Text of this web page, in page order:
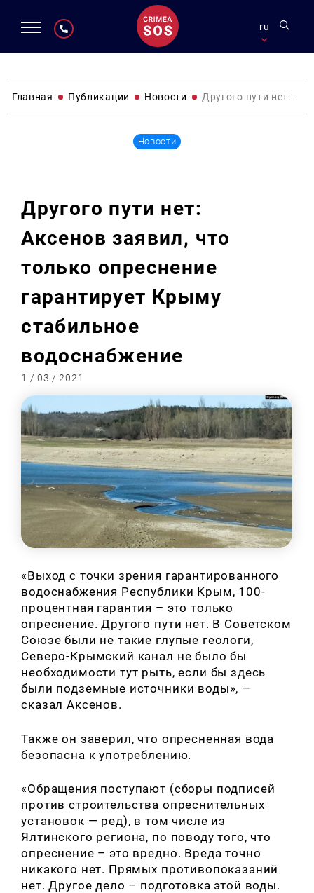
ru
Главная Публикации Новости Другого пути нет:
Новости
Другого пути нет:
Аксенов заявил, что
только опреснение
гарантирует Крыму
стабильное
водоснабжение
1 / 03 / 2021
«Выход с точки зрения гарантированного
водоснабжения Республики Крым, 100-
процентная гарантия – это только
опреснение. Другого пути нет. В Советском
Союзе были не такие глупые геологи,
Северо-Крымский канал не было бы
необходимости тут рыть, если бы здесь
были подземные источники воды», —
сказал Аксенов.
Также он заверил, что опресненная вода
безопасна к употреблению.
«Обращения поступают (сборы подписей
против строительства опреснительных
установок — ред), в том числе из
Ялтинского региона, по поводу того, что
опреснение – это вредно. Вреда точно
никакого нет. Прямых противопоказаний
нет. Другое дело – подготовка этой воды.